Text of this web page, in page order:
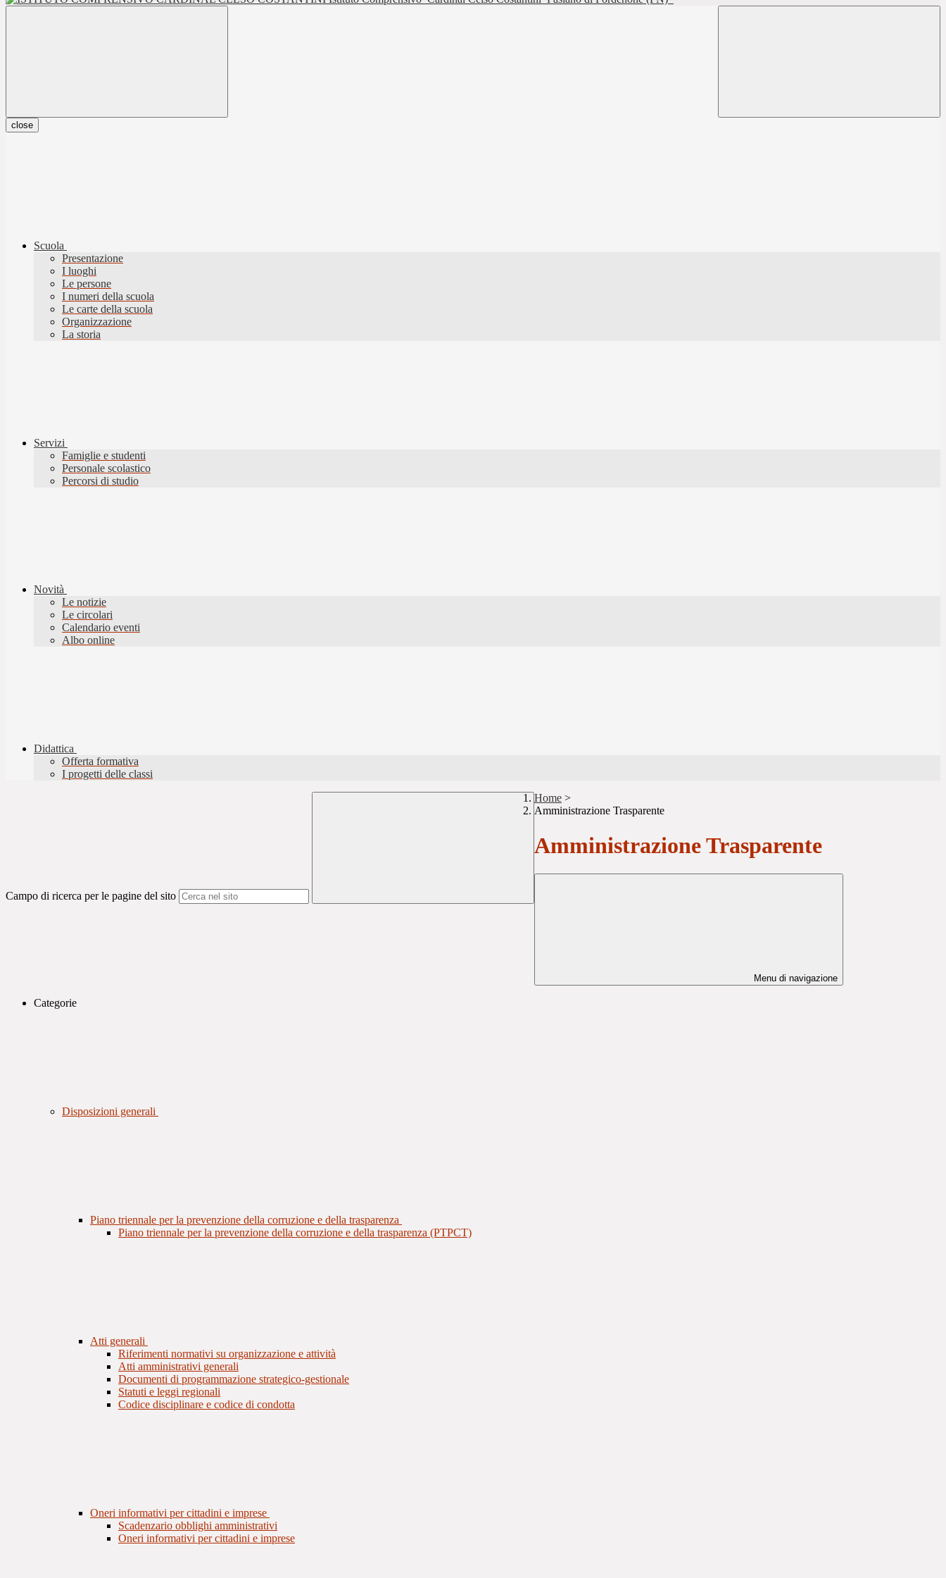
close
Scuola
Presentazione
I luoghi
Le persone
I numeri della scuola
Le carte della scuola
Organizzazione
La storia
Servizi
Famiglie e studenti
Personale scolastico
Percorsi di studio
Novità
Le notizie
Le circolari
Calendario eventi
Albo online
Didattica
Offerta formativa
I progetti delle classi
Campo di ricerca per le pagine del sito
Home >
Amministrazione Trasparente
Amministrazione Trasparente
Menu di navigazione
Categorie
Disposizioni generali
Piano triennale per la prevenzione della corruzione e della trasparenza
Piano triennale per la prevenzione della corruzione e della trasparenza (PTPCT)
Atti generali
Riferimenti normativi su organizzazione e attività
Atti amministrativi generali
Documenti di programmazione strategico-gestionale
Statuti e leggi regionali
Codice disciplinare e codice di condotta
Oneri informativi per cittadini e imprese
Scadenzario obblighi amministrativi
Oneri informativi per cittadini e imprese